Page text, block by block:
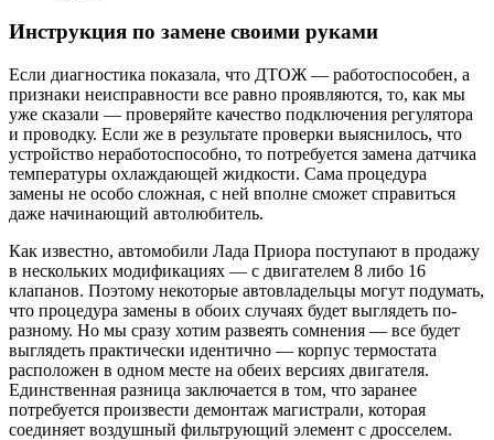
Инструкция по замене своими руками
Если диагностика показала, что ДТОЖ — работоспособен, а
признаки неисправности все равно проявляются, то, как мы
уже сказали — проверяйте качество подключения регулятора
и проводку. Если же в результате проверки выяснилось, что
устройство неработоспособно, то потребуется замена датчика
температуры охлаждающей жидкости. Сама процедура
замены не особо сложная, с ней вполне сможет справиться
даже начинающий автолюбитель.
Как известно, автомобили Лада Приора поступают в продажу
в нескольких модификациях — с двигателем 8 либо 16
клапанов. Поэтому некоторые автовладельцы могут подумать,
что процедура замены в обоих случаях будет выглядеть по-
разному. Но мы сразу хотим развеять сомнения — все будет
выглядеть практически идентично — корпус термостата
расположен в одном месте на обеих версиях двигателя.
Единственная разница заключается в том, что заранее
потребуется произвести демонтаж магистрали, которая
соединяет воздушный фильтрующий элемент с дросселем.